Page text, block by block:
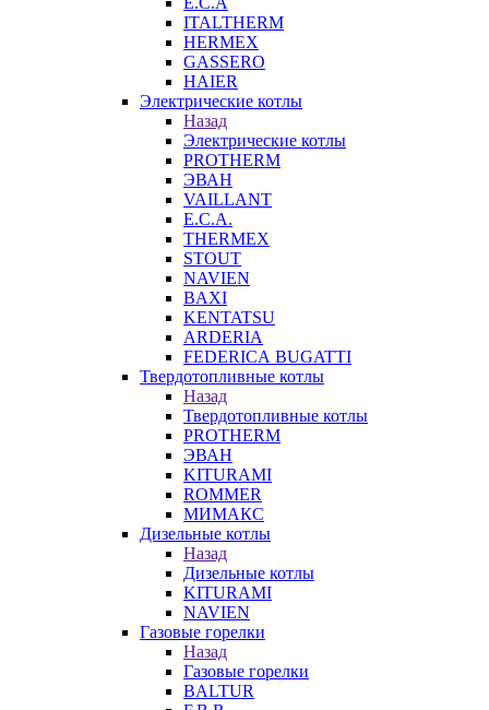
ITALTHERM
HERMEX
GASSERO
HAIER
Электрические котлы
Назад
Электрические котлы
PROTHERM
ЭВАН
VAILLANT
E.C.A.
THERMEX
STOUT
NAVIEN
BAXI
KENTATSU
ARDERIA
FEDERICА BUGATTI
Твердотопливные котлы
Назад
Твердотопливные котлы
PROTHERM
ЭВАН
KITURAMI
ROMMER
МИМАКС
Дизельные котлы
Назад
Дизельные котлы
KITURAMI
NAVIEN
Газовые горелки
Назад
Газовые горелки
BALTUR